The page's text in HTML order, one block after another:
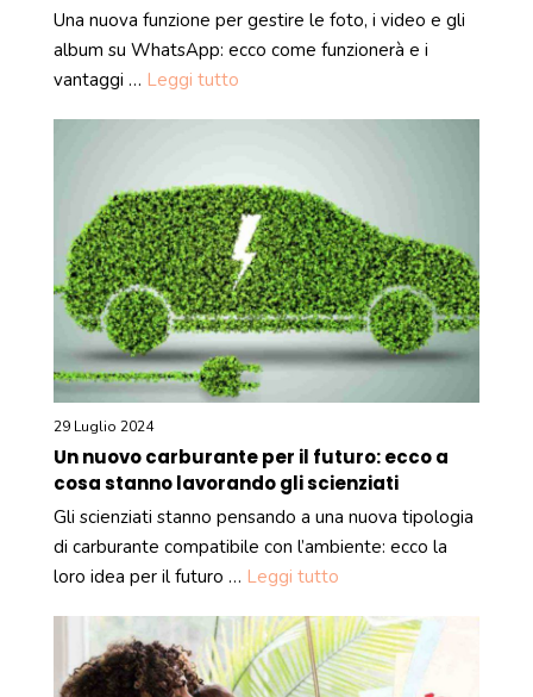
Una nuova funzione per gestire le foto, i video e gli
album su WhatsApp: ecco come funzionerà e i
vantaggi … Leggi tutto
29 Luglio 2024
Un nuovo carburante per il futuro: ecco a
cosa stanno lavorando gli scienziati
Gli scienziati stanno pensando a una nuova tipologia
di carburante compatibile con l’ambiente: ecco la
loro idea per il futuro … Leggi tutto